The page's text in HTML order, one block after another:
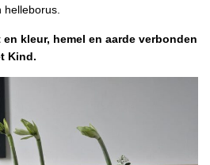
kleur, hemel en aarde verbonden
Kind.